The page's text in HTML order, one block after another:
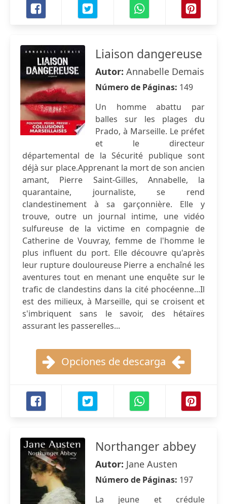
Liaison dangereuse
Autor: Annabelle Demais
Número de Páginas: 149
Un homme abattu par
balles sur les plages du
Prado, à Marseille. Le préfet
et le directeur
départemental de la Sécurité publique sont
déjà sur place.Apprenant la mort de son ancien
amant, Pierre Saint-Gilles, Annabelle, la
quarantaine, journaliste, se rend
clandestinement à sa garçonnière. Elle y
trouve, outre un journal intime, une vidéo
sulfureuse de la victime en compagnie de
Catherine de Vouvray, femme de l'homme le
plus influent du port. Elle découvre qu'après
leur rupture douloureuse Pierre a enchaîné les
aventures tout en menant une enquête sur le
trafic de clandestins dans la cité phocéenne...Il
est des milieux, à Marseille, qui se croisent et
s'imbriquent sans le savoir, des hétaïres
assurant les passerelles...
Opciones de descarga
Northanger abbey
Autor: Jane Austen
Número de Páginas: 197
La jeune et crédule